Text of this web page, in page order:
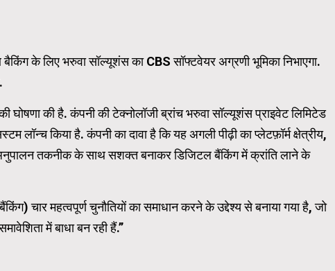
के लिए भरुवा सॉल्यूशंस का CBS सॉफ्टवेयर अग्रणी भूमिका निभाएगा.
की है. कंपनी की टेक्नोलॉजी ब्रांच भरुवा सॉल्यूशंस प्राइवेट लिमिटेड
किया है. कंपनी का दावा है कि यह अगली पीढ़ी का प्लेटफ़ॉर्म क्षेत्रीय,
अनुपालन तकनीक के साथ सशक्त बनाकर डिजिटल बैंकिंग में क्रांति लाने के
चार महत्वपूर्ण चुनौतियों का समाधान करने के उद्देश्य से बनाया गया है, जो
में बाधा बन रही हैं.”
Carousel Trial Version